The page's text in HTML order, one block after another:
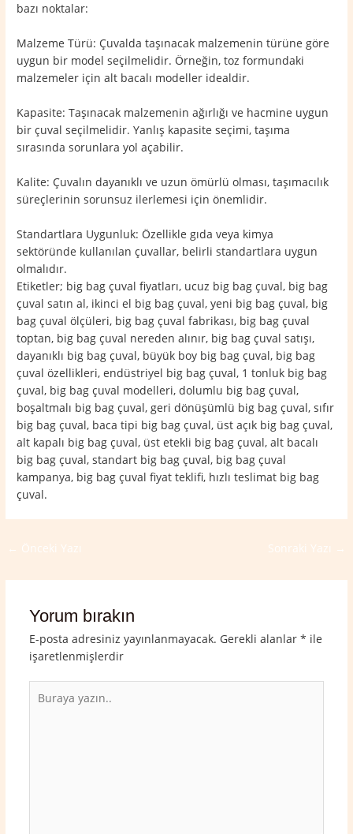
bazı noktalar:
Malzeme Türü: Çuvalda taşınacak malzemenin türüne göre
uygun bir model seçilmelidir. Örneğin, toz formundaki
malzemeler için alt bacalı modeller idealdir.
Kapasite: Taşınacak malzemenin ağırlığı ve hacmine uygun
bir çuval seçilmelidir. Yanlış kapasite seçimi, taşıma
sırasında sorunlara yol açabilir.
Kalite: Çuvalın dayanıklı ve uzun ömürlü olması, taşımacılık
süreçlerinin sorunsuz ilerlemesi için önemlidir.
Standartlara Uygunluk: Özellikle gıda veya kimya
sektöründe kullanılan çuvallar, belirli standartlara uygun
olmalıdır.
Etiketler; big bag çuval fiyatları, ucuz big bag çuval, big bag
çuval satın al, ikinci el big bag çuval, yeni big bag çuval, big
bag çuval ölçüleri, big bag çuval fabrikası, big bag çuval
toptan, big bag çuval nereden alınır, big bag çuval satışı,
dayanıklı big bag çuval, büyük boy big bag çuval, big bag
çuval özellikleri, endüstriyel big bag çuval, 1 tonluk big bag
çuval, big bag çuval modelleri, dolumlu big bag çuval,
boşaltmalı big bag çuval, geri dönüşümlü big bag çuval, sıfır
big bag çuval, baca tipi big bag çuval, üst açık big bag çuval,
alt kapalı big bag çuval, üst etekli big bag çuval, alt bacalı
big bag çuval, standart big bag çuval, big bag çuval
kampanya, big bag çuval fiyat teklifi, hızlı teslimat big bag
çuval.
← Önceki Yazı Sonraki Yazı →
Yorum bırakın
E-posta adresiniz yayınlanmayacak. Gerekli alanlar * ile
işaretlenmişlerdir
yazın..